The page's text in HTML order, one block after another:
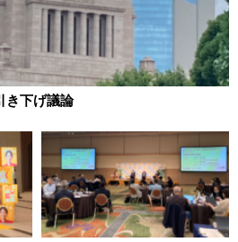
き下げ議論